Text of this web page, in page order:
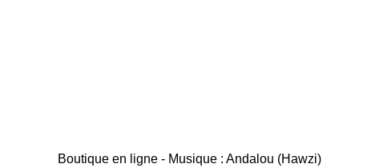
Boutique en ligne - Musique : Andalou (Hawzi)